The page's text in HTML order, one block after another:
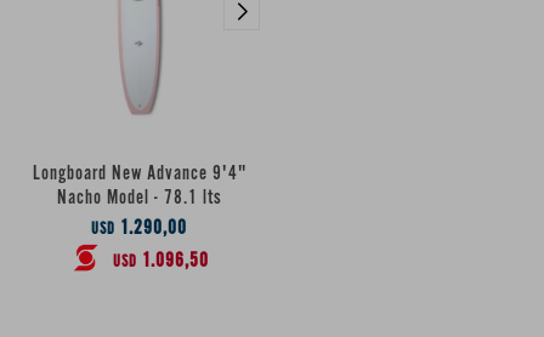
Longboard New Advance 9'4"
Nacho Model - 78.1 lts
USD 1.290,00
USD 1.096,50